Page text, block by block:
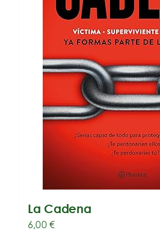
La Cadena
6,00€